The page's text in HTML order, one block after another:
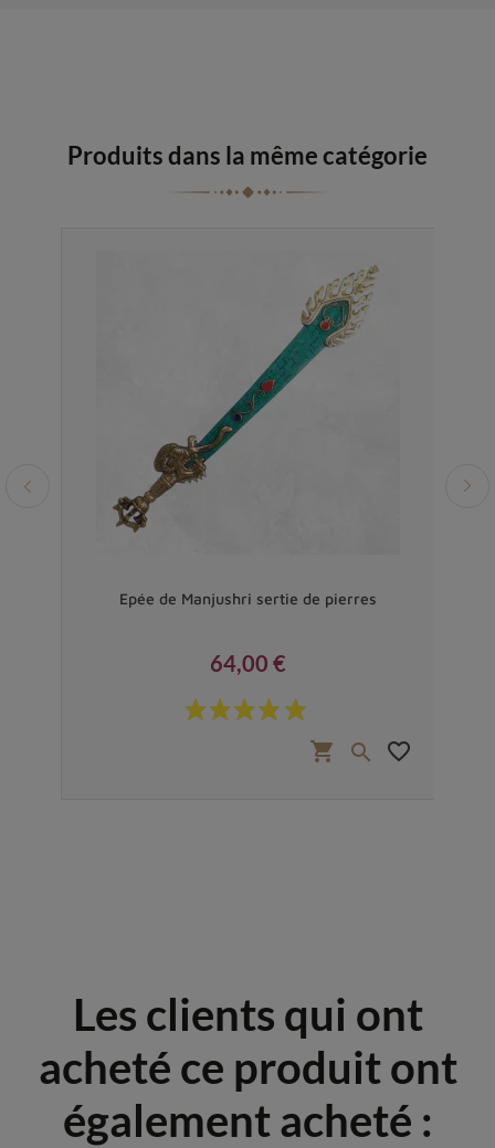
Produits dans la même catégorie
Epée de Manjushri sertie de pierres
Prix
64,00 €
shopping_cart  favorite_border
Les clients qui ont
acheté ce produit ont
également acheté :